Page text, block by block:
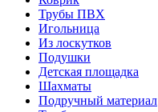
Трубы ПВХ
Игольница
Из лоскутков
Подушки
Детская площадка
Шахматы
Подручный материал